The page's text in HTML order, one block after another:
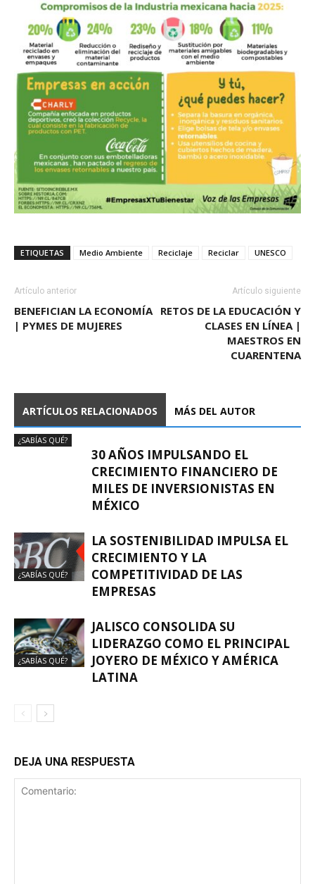
ETIQUETAS Medio Ambiente Reciclaje Reciclar UNESCO
Artículo anterior
BENEFICIAN LA ECONOMÍA
| PYMES DE MUJERES
Artículo siguiente
RETOS DE LA EDUCACIÓN Y
CLASES EN LÍNEA |
MAESTROS EN
CUARENTENA
ARTÍCULOS RELACIONADOS MÁS DEL AUTOR
¿SABÍAS QUÉ?
30 AÑOS IMPULSANDO EL
CRECIMIENTO FINANCIERO DE
MILES DE INVERSIONISTAS EN
MÉXICO
¿SABÍAS QUÉ?
LA SOSTENIBILIDAD IMPULSA EL
CRECIMIENTO Y LA
COMPETITIVIDAD DE LAS
EMPRESAS
¿SABÍAS QUÉ?
JALISCO CONSOLIDA SU
LIDERAZGO COMO EL PRINCIPAL
JOYERO DE MÉXICO Y AMÉRICA
LATINA
DEJA UNA RESPUESTA